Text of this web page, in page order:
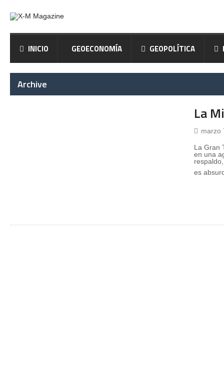
INICIO GEOECONOMÍA GEOPOLÍTICA
Archive
La
marzo
La Gran
en una
es